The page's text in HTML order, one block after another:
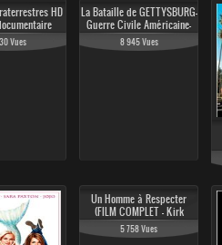
HD
francais
Vues
La Bataille de GETTYSBURG-
Guerre Civile Américaine-
Film Complet en français-
Deuxième Partie.
8 945 Vues
Un Homme à Respecter
(FILM COMPLET - Kirk
Douglas - VOSTFR) Thriller /
Cambriolage
5 758 Vues